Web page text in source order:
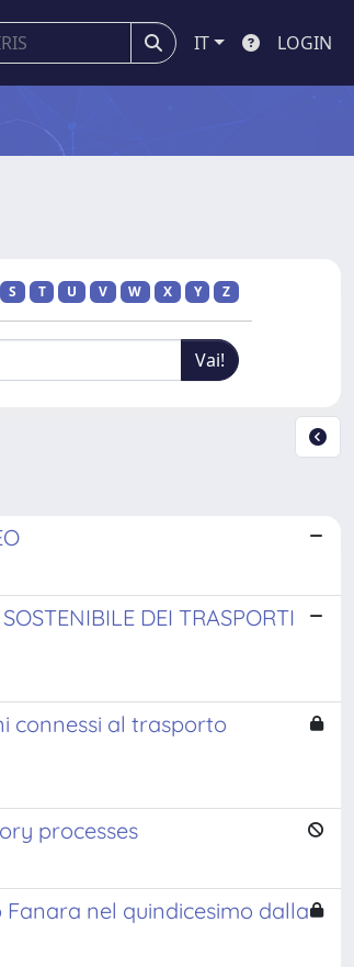
IT LOGIN
S T U V W X Y Z
DEI TRASPORTI
connessi al trasporto
processes
nel quindicesimo dalla